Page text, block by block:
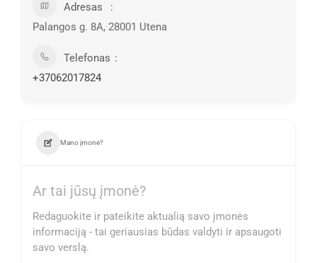
Adresas
Palangos g. 8A, 28001 Utena
Telefonas
+37062017824
Mano įmonė?
Ar tai jūsų įmonė?
Redaguokite ir pateikite aktualią savo įmonės
informaciją - tai geriausias būdas valdyti ir apsaugoti
savo verslą.